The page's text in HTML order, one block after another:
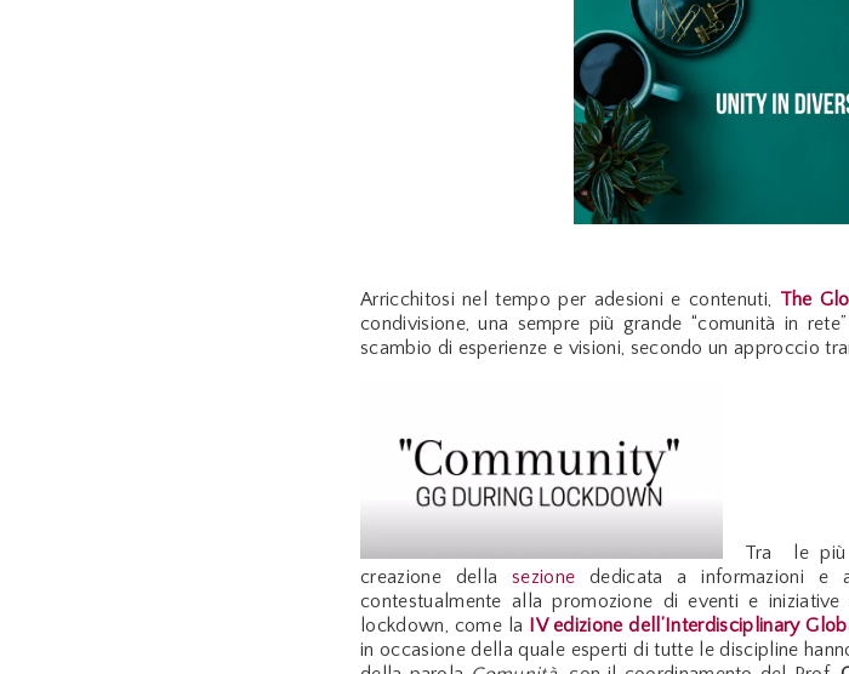
Arricchitosi nel tempo per adesioni e contenuti, The
condivisione, una sempre più grande “comunità in
scambio di esperienze e visioni, secondo un approccio
Tra le più
creazione della sezione dedicata a informazioni e
contestualmente alla promozione di eventi e iniziative
lockdown, come la
IV edizione dell’Interdisciplinary
in occasione della quale esperti di tutte le discipline